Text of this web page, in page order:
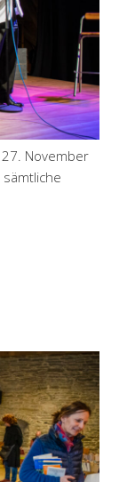
November